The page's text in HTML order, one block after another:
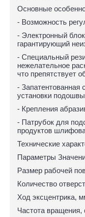
Основные
- Возможность
- Электронный
гарантирующий
- Специальный
нежелательное
что препятствует
- Запатентованная
установки подошвы
- Крепления
- Патрубок для
продуктов
Технические
Параметры
Размер рабочей
Количество
Ход эксцентрика,
Частота вращения,